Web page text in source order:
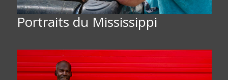
Portraits du Mississippi